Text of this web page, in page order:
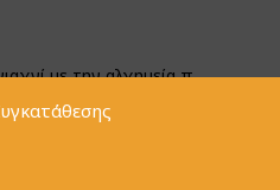
με την αλχημεία π...